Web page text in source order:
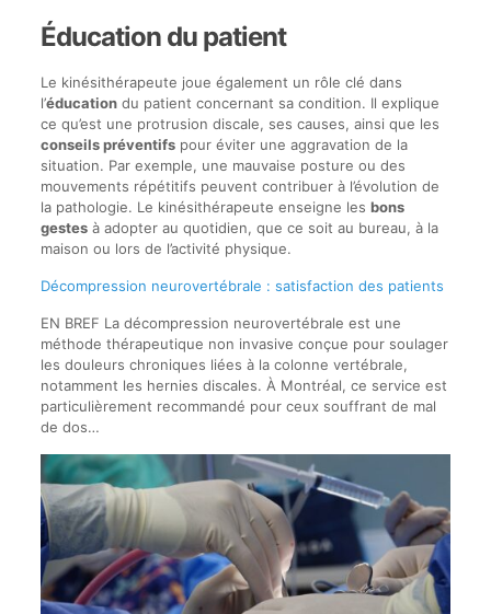
Éducation du patient
Le kinésithérapeute joue également un rôle clé dans
l’éducationdu patient concernant sa condition. Il explique
ce qu’est une protrusion discale, ses causes, ainsi que les
conseils préventifspour éviter une aggravation de la
situation. Par exemple, une mauvaise posture ou des
mouvements répétitifs peuvent contribuer à l’évolution de
la pathologie. Le kinésithérapeute enseigne les bons
gestesà adopter au quotidien, que ce soit au bureau, à la
maison ou lors de l’activité physique.
Décompression neurovertébrale : satisfaction des patients
EN BREF La décompression neurovertébrale est une
méthode thérapeutique non invasive conçue pour soulager
les douleurs chroniques liées à la colonne vertébrale,
notamment les hernies discales. À Montréal, ce service est
particulièrement recommandé pour ceux souffrant de mal
de dos…